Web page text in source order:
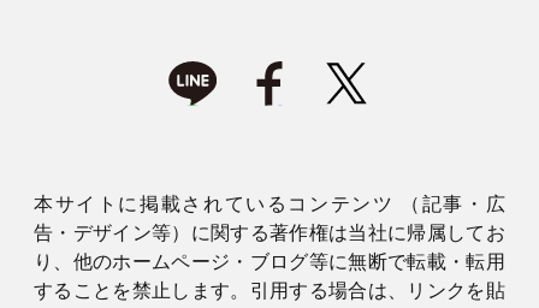
本サイトに掲載されているコンテンツ （記事・広
告・デザイン等）に関する著作権は当社に帰属してお
り、他のホームページ・ブログ等に無断で転載・転用
することを禁止します。引用する場合は、リンクを貼